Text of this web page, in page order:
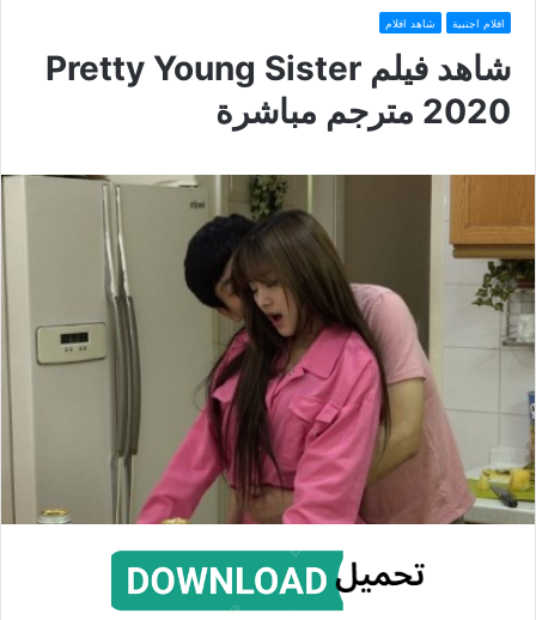
افلام اجنبية شاهد افلام
شاهد فيلم Pretty Young Sister
2020 مترجم مباشرة